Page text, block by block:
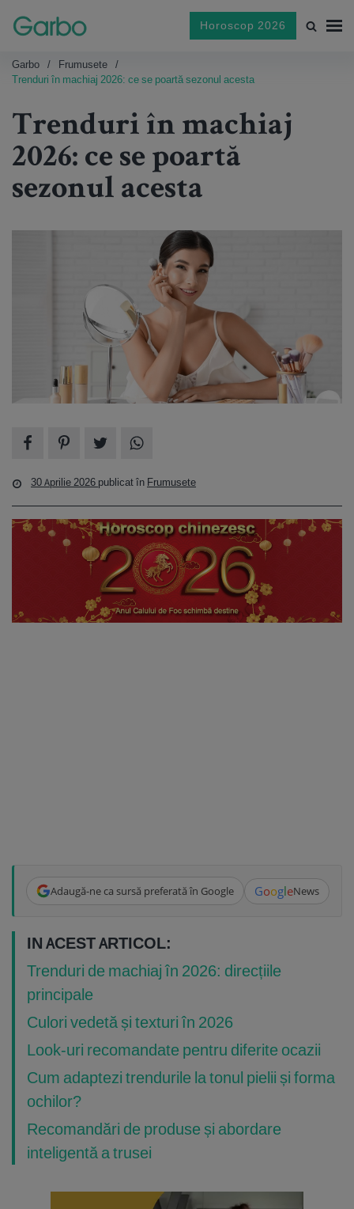
Horoscop 2026
Garbo
Frumusete
Trenduri în machiaj 2026: ce se poartă sezonul acesta
Trenduri în machiaj
2026: ce se poartă
sezonul acesta
30 Aprilie 2026 publicat în Frumusete
Adaugă-ne ca sursă preferată în Google GoogleNews
IN ACEST ARTICOL:
Trenduri de machiaj în 2026: direcțiile
principale
Culori vedetă și texturi în 2026
Look-uri recomandate pentru diferite ocazii
Cum adaptezi trendurile la tonul pielii și forma
ochilor?
Recomandări de produse și abordare
inteligentă a trusei